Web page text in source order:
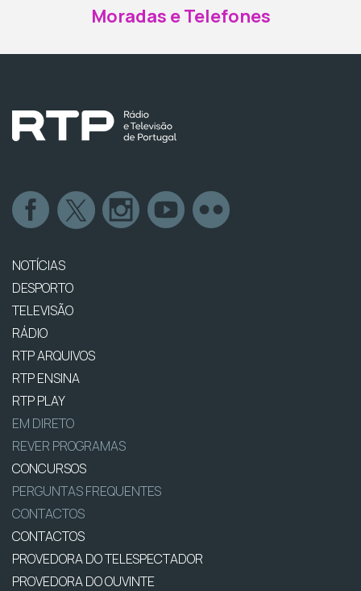
Moradas e Telefones
NOTÍCIAS
DESPORTO
TELEVISÃO
RÁDIO
RTP ARQUIVOS
RTP ENSINA
RTP PLAY
EM DIRETO
REVER PROGRAMAS
CONCURSOS
PERGUNTAS FREQUENTES
CONTACTOS
CONTACTOS
PROVEDORA DO TELESPECTADOR
PROVEDORA DO OUVINTE